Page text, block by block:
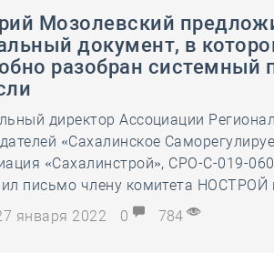
Мозолевский
документ, в
разобран системный
директор Ассоциации
«Сахалинское
«Сахалинстрой», СРО-С-019-
письмо члену комитета НОСТРОЙ
января 2022
0 784